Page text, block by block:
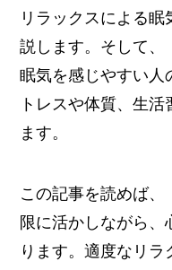
リラックスによる
説します。そして、
眠気を感じやすい人
トレスや体質、生
ます。
この記事を読めば、
限に活かしながら
ります。適度なリ